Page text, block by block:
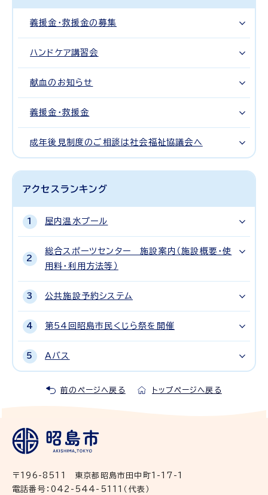
義援金・救援金の募集
ハンドケア講習会
献血のお知らせ
義援金・救援金
成年後見制度のご相談は社会福祉協議会へ
アクセスランキング
屋内温水プール
総合スポーツセンター 施設案内（施設概要・使
用料・利用方法等）
公共施設予約システム
第54回昭島市民くじら祭を開催
Aバス
前のページへ戻る トップページへ戻る
〒196-8511 東京都昭島市田中町1-17-1
電話番号：042-544-5111（代表）